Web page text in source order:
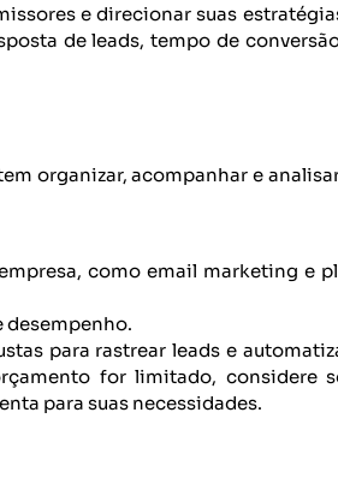
e direcionar suas
de leads, tempo de
organizar, acompanhar e
como email marketing e
desempenho.
para rastrear leads e
for limitado, considere
para suas necessidades.